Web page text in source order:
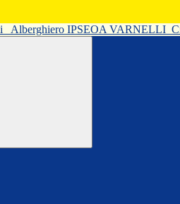
Alberghiero IPSEOA VARNELLI